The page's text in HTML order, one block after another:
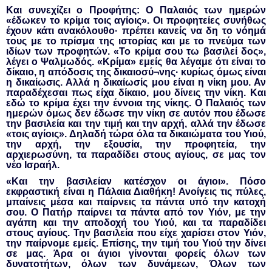
Και συνεχίζει ο Προφήτης: Ο Παλαιός των ημερών
«έδωκεν το κρίμα τοις αγίοις». Οι προφητείες συνήθως
έχουν κάτι ανακόλουθο· πρέπει κανείς να δη το νόημά
τους με το πρίσμα της ιστορίας και με το πνεύμα των
ιδίων των προφητών. «Το κρίμα σου τω βασιλεί δος»,
λέγει ο Ψαλμωδός. «Κρίμα» εμείς θα λέγαμε ότι είναι το
δίκαιο, η απόδοσις της δικαιοσύ¬νης· κυρίως όμως είναι
η δικαίωσις. Αλλά η δικαίωσίς μου είναι η νίκη μου. Αν
παραδέχεσαι πως είχα δίκαιο, μου δίνεις την νίκη. Και
εδώ το κρίμα έχει την έννοια της νίκης. Ο Παλαιός των
ημερών όμως δεν έδωσε την νίκη σε αυτόν που έδωσε
την βασιλεία και την τιμή και την αρχή, αλλά την έδωσε
«τοις αγίοις». Δηλαδή τώρα όλα τα δικαιώματα του Υιού,
την αρχή, την εξουσία, την προφητεία, την
αρχιερωσύνη, τα παραδίδει στους αγίους, σε μας τον
νέο Ισραήλ.
«Και την βασιλείαν κατέσχον οι άγιοι». Πόσο
εκφραστική είναι η Πάλαια Διαθήκη! Ανοίγεις τις πύλες,
μπαίνεις μέσα και παίρνεις τα πάντα υπό την κατοχή
σου. Ο Πατήρ παίρνει τα πάντα από τον Υιόν, με την
αγάπη και την αποδοχή του Υιού, και τα παραδίδει
στους αγίους. Την βασιλεία που είχε χαρίσει στον Υιόν,
την παίρνομε εμείς. Επίσης, την τιμή του Υιού την δίνει
σε μας. Άρα οι άγιοι γίνονται φορείς όλων των
δυνατοτήτων, όλων των δυνάμεων, Όλων των